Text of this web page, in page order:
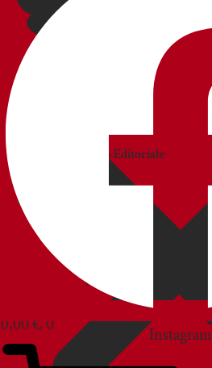
Commerciale
Catalogo Editoriale
0,00€0 Instagram